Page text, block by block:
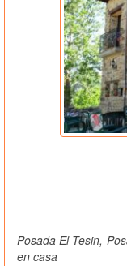
Posada El Tesin,
en casa